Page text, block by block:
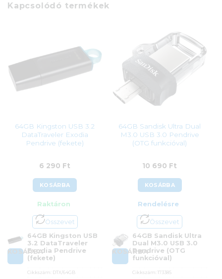
Kapcsolódó termékek
64GB Kingston USB 3.2
DataTraveler Exodia
Pendrive (fekete)
6 290 Ft
KOSÁRBA
Raktáron
Összevet
KOSÁRBA
64GB Kingston USB
3.2 DataTraveler
Exodia Pendrive
(fekete)
Cikkszám: DTX/64GB
64GB Sandisk Ultra Dual
M3.0 USB 3.0 Pendrive
(OTG funkcióval)
10 690 Ft
KOSÁRBA
Rendelésre
Összevet
KOSÁRBA
64GB Sandisk Ultra
Dual M3.0 USB 3.0
Pendrive (OTG
funkcióval)
Cikkszám: 173385